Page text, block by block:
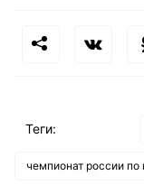
Теги:
чемпионат россии